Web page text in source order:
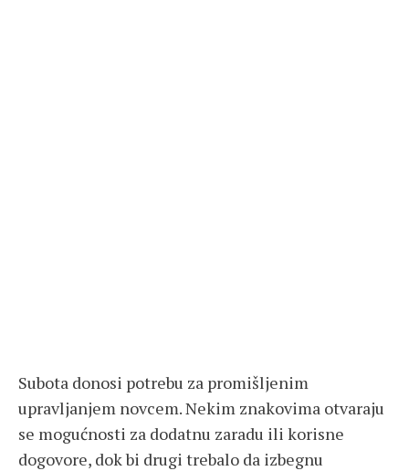
Subota donosi potrebu za promišljenim
upravljanjem novcem. Nekim znakovima otvaraju
se mogućnosti za dodatnu zaradu ili korisne
dogovore, dok bi drugi trebalo da izbegnu